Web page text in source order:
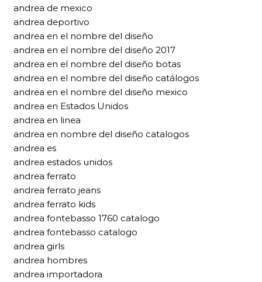
andrea de mexico
andrea deportivo
andrea en el nombre del diseño
andrea en el nombre del diseño 2017
andrea en el nombre del diseño botas
andrea en el nombre del diseño catálogos
andrea en el nombre del diseño mexico
andrea en Estados Unidos
andrea en linea
andrea en nombre del diseño catalogos
andrea es
andrea estados unidos
andrea ferrato
andrea ferrato jeans
andrea ferrato kids
andrea fontebasso 1760 catalogo
andrea fontebasso catalogo
andrea girls
andrea hombres
andrea importadora